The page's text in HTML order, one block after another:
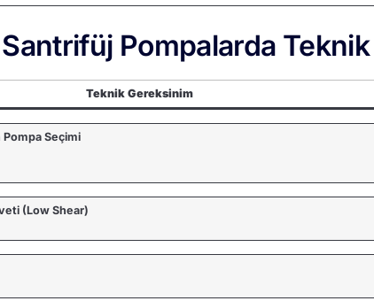
Pompalarda
Teknik Gereksinim
Seçimi
(Low Shear)